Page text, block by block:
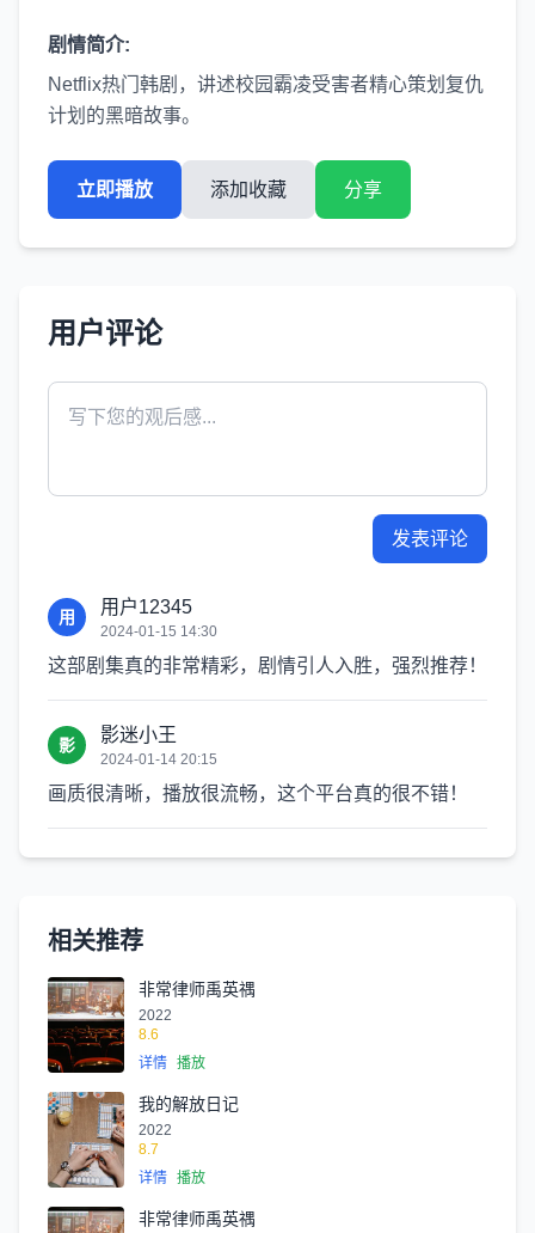
剧情简介:
Netflix热门韩剧，讲述校园霸凌受害者精心策划复仇
计划的黑暗故事。
立即播放 添加收藏 分享
用户评论
发表评论
用 用户12345
2024-01-15 14:30
这部剧集真的非常精彩，剧情引人入胜，强烈推荐！
影 影迷小王
2024-01-14 20:15
画质很清晰，播放很流畅，这个平台真的很不错！
相关推荐
非常律师禹英禑
2022
8.6
详情 播放
我的解放日记
2022
8.7
详情 播放
非常律师禹英禑